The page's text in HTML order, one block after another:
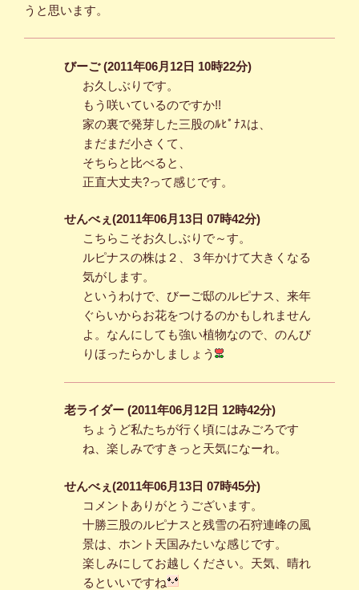
うと思います。
びーご (2011年06月12日 10時22分)
お久しぶりです。
もう咲いているのですか!!
家の裏で発芽した三股のﾙﾋﾟﾅｽは、
まだまだ小さくて、
そちらと比べると、
正直大丈夫?って感じです。
せんべぇ(2011年06月13日 07時42分)
こちらこそお久しぶりで～す。
ルピナスの株は２、３年かけて大きくなる
気がします。
というわけで、びーご邸のルピナス、来年
ぐらいからお花をつけるのかもしれません
よ。なんにしても強い植物なので、のんび
りほったらかしましょう
老ライダー (2011年06月12日 12時42分)
ちょうど私たちが行く頃にはみごろです
ね、楽しみですきっと天気になーれ。
せんべぇ(2011年06月13日 07時45分)
コメントありがとうございます。
十勝三股のルピナスと残雪の石狩連峰の風
景は、ホント天国みたいな感じです。
楽しみにしてお越しください。天気、晴れ
るといいですね